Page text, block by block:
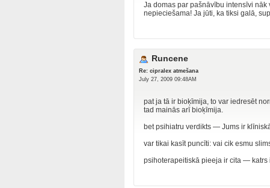
Ja domas par pašnāvību intensīvi
nepieciešama! Ja jūti, ka tiksi galā,
Runcene
Re: cipralex atmešana
July 27, 2009 09:48AM
pat ja tā ir bioķīmija, to var iedresēt
tad mainās arī bioķīmija.
bet psihiatru verdikts — Jums ir
var tikai kasīt puncīti: vai cik esmu
psihoterapeitiskā pieeja ir cita — katrs